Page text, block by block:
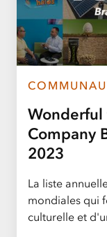
Wonderful
Company
2023
La liste
mondiales qui
culturelle et